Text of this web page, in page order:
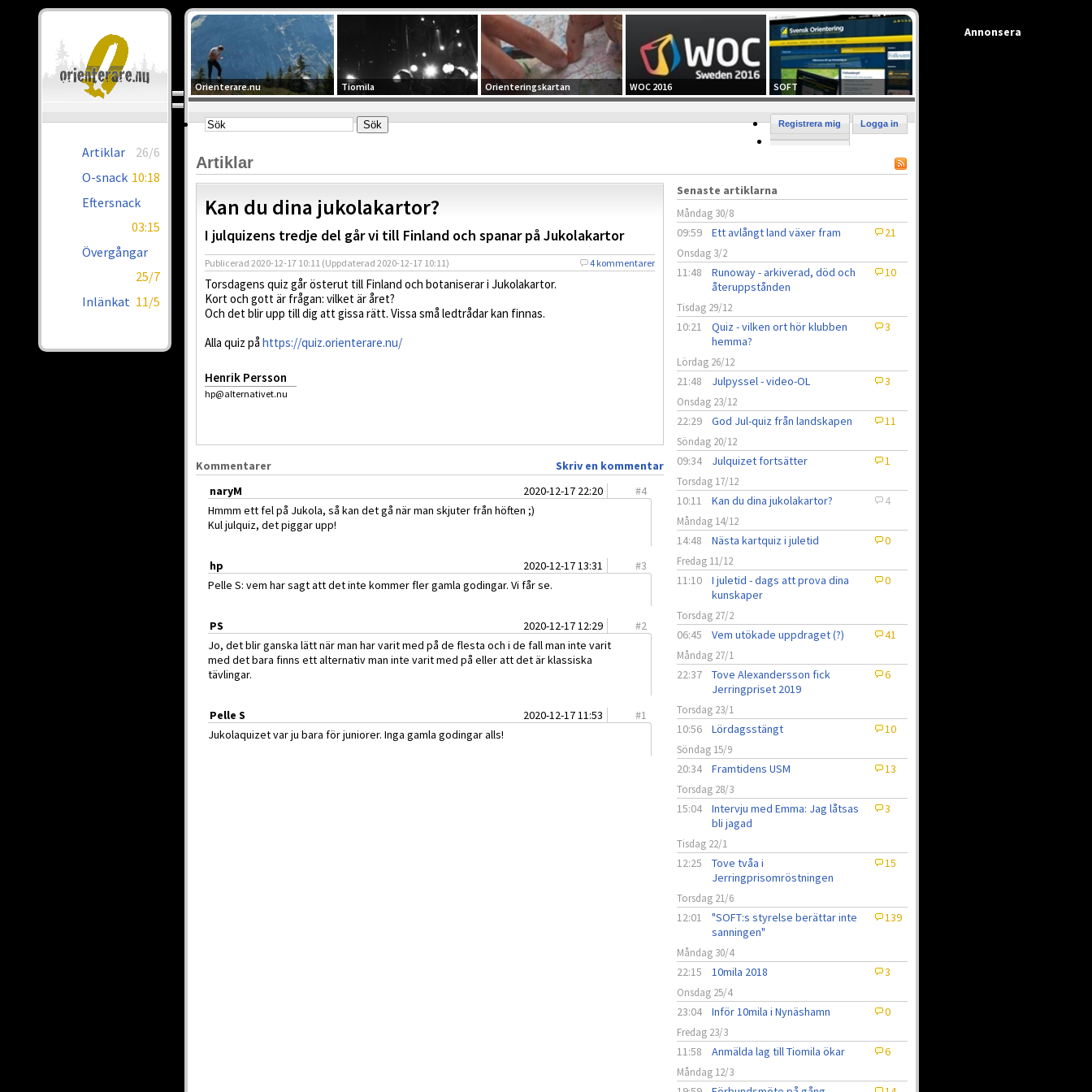
Artiklar
26/6
O-snack 10:18
Eftersnack
03:15
Övergångar
25/7
Inlänkat 11/5
Orienterare.nu Tiomila Orienteringskartan WOC 2016 SOFT
Logga in
Registrera mig
Artiklar
Kan du dina jukolakartor?
I julquizens tredje del går vi till Finland och spanar på Jukolakartor
Publicerad 2020-12-17 10:11 (Uppdaterad 2020-12-17 10:11) 4 kommentarer
Torsdagens quiz går österut till Finland och botaniserar i Jukolakartor.
Kort och gott är frågan: vilket är året?
Och det blir upp till dig att gissa rätt. Vissa små ledtrådar kan finnas.
Alla quiz på https://quiz.orienterare.nu/
Henrik Persson
hp@alternativet.nu
Skriv en kommentar
Kommentarer
naryM
2020-12-17 22:20 #4
Hmmm ett fel på Jukola, så kan det gå när man skjuter från höften ;)
Kul julquiz, det piggar upp!
hp 2020-12-17 13:31 #3
Pelle S: vem har sagt att det inte kommer fler gamla godingar. Vi får se.
PS 2020-12-17 12:29 #2
Jo, det blir ganska lätt när man har varit med på de flesta och i de fall man inte varit
med det bara finns ett alternativ man inte varit med på eller att det är klassiska
tävlingar.
Pelle S 2020-12-17 11:53 #1
Jukolaquizet var ju bara för juniorer. Inga gamla godingar alls!
Senaste artiklarna
Måndag 30/8
09:59 Ett avlångt land växer fram 21
Onsdag 3/2
11:48
Runoway - arkiverad, död och
återuppstånden
10
Tisdag 29/12
10:21
Quiz - vilken ort hör klubben
hemma?
3
Lördag 26/12
21:48 Julpyssel - video-OL 3
Onsdag 23/12
22:29 God Jul-quiz från landskapen 11
Söndag 20/12
09:34 Julquizet fortsätter 1
Torsdag 17/12
10:11 Kan du dina jukolakartor? 4
Måndag 14/12
14:48 Nästa kartquiz i juletid 0
Fredag 11/12
11:10
I juletid - dags att prova dina
kunskaper
0
Torsdag 27/2
06:45 Vem utökade uppdraget (?) 41
Måndag 27/1
22:37
Tove Alexandersson fick
Jerringpriset 2019
6
Torsdag 23/1
10:56 Lördagsstängt 10
Söndag 15/9
20:34 Framtidens USM 13
Torsdag 28/3
15:04
Intervju med Emma: Jag låtsas
bli jagad
3
Tisdag 22/1
12:25
Tove tvåa i
Jerringprisomröstningen
15
Torsdag 21/6
12:01
"SOFT:s styrelse berättar inte
sanningen"
139
Måndag 30/4
22:15 10mila 2018 3
Onsdag 25/4
23:04 Inför 10mila i Nynäshamn 0
Fredag 23/3
11:58 Anmälda lag till Tiomila ökar 6
Måndag 12/3
Annonsera